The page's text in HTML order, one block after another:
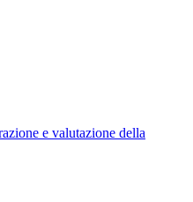
e valutazione della